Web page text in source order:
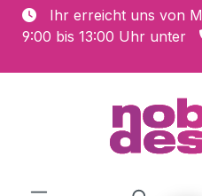
Zum Hauptinhalt springen
Ihr erreicht uns von
9:00 bis 13:00 Uhr unter